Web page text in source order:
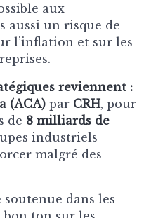
aux
aussi un risque de
l’inflation et sur les
reviennent :
(ACA) par CRH, pour
de 8 milliards de
industriels
malgré des
dans les